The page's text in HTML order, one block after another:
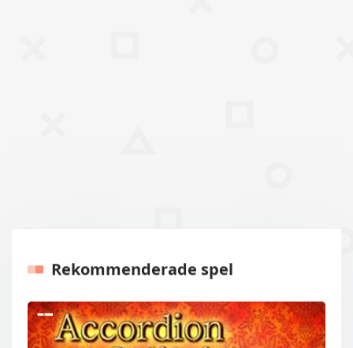
Rekommenderade spel
Tidigare Nästa